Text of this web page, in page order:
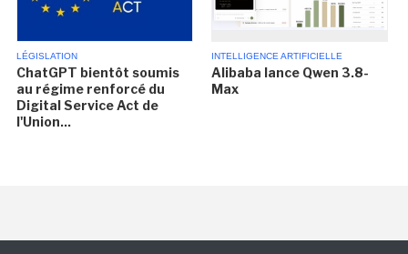
LÉGISLATION
ChatGPT bientôt soumis
au régime renforcé du
Digital Service Act de
l'Union...
INTELLIGENCE ARTIFICIELLE
Alibaba lance Qwen 3.8-
Max